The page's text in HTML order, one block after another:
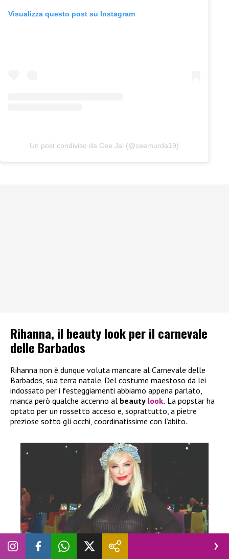
Visualizza questo post su Instagram
Un post condiviso da Cee Jai (@ceemurda19)
Rihanna, il beauty look per il carnevale
delle Barbados
Rihanna non è dunque voluta mancare al Carnevale delle
Barbados, sua terra natale. Del costume maestoso da lei
indossato per i festeggiamenti abbiamo appena parlato,
manca però qualche accenno al beauty look. La popstar ha
optato per un rossetto acceso e, soprattutto, a pietre
preziose sotto gli occhi, coordinatissime con l’abito.